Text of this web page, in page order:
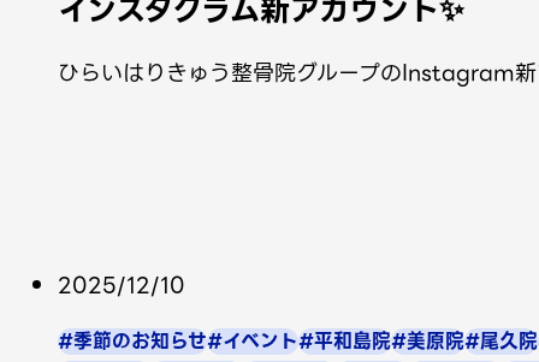
ひらいはりきゅう整骨院グループのInstagram
2025/12/10
#季節のお知らせ#イベント#平和島院#美原院#尾久院